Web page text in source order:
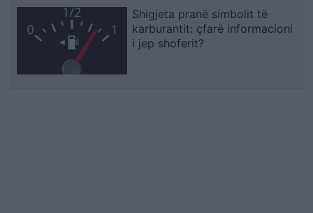
Shigjeta pranë simbolit të
karburantit: çfarë informacioni
i jep shoferit?